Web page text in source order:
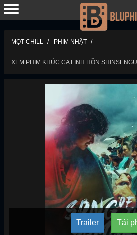
MỌT CHILL PHIM NHẬT
XEM PHIM KHÚC CA LINH HỒN
Trailer Tải